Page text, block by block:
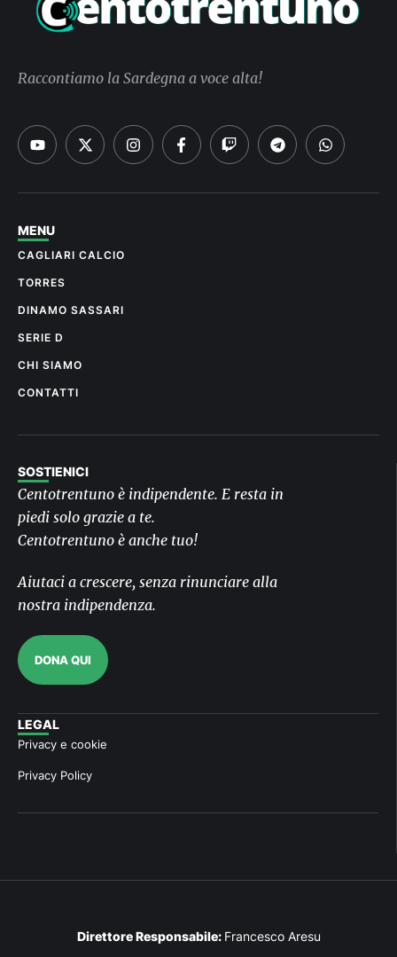
Raccontiamo la Sardegna a voce alta!
MENU
CAGLIARI CALCIO
TORRES
DINAMO SASSARI
SERIE D
CHI SIAMO
CONTATTI
SOSTIENICI
Centotrentuno è indipendente. E resta in
piedi solo grazie a te.
Centotrentuno è anche tuo!
Aiutaci a crescere, senza rinunciare alla
nostra indipendenza.
DONA QUI
LEGAL
Privacy e cookie
Privacy Policy
Direttore Responsabile: Francesco Aresu